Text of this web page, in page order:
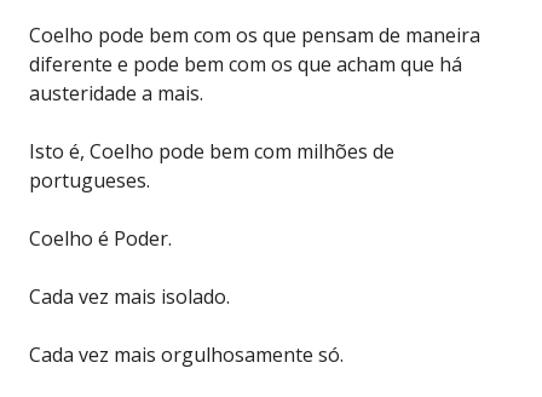
Coelho pode bem com os que pensam de maneira
diferente e pode bem com os que acham que há
austeridade a mais.
Isto é, Coelho pode bem com milhões de
portugueses.
Coelho é Poder.
Cada vez mais isolado.
Cada vez mais orgulhosamente só.